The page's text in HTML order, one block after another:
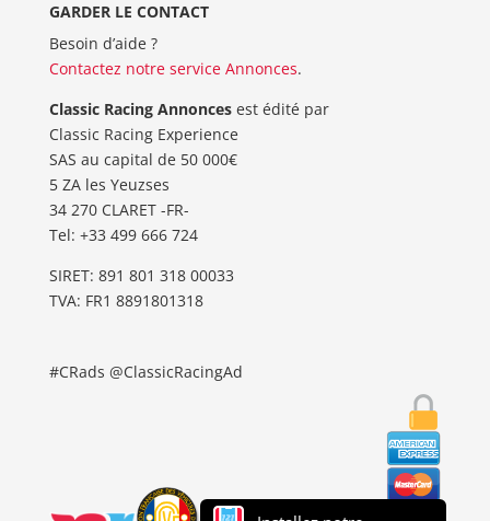
GARDER LE CONTACT
Besoin d’aide ?
Contactez notre service Annonces.
Classic Racing Annoncesest édité par
Classic Racing Experience
SAS au capital de 50 000€
5 ZA les Yeuzses
34 270 CLARET -FR-
Tel: ‭+33 499 666 724‬
SIRET: 891 801 318 00033
TVA: FR1 8891801318
#CRads @ClassicRacingAd